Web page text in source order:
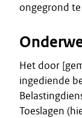
ongegrond
Het door
ingediende
Toeslagen